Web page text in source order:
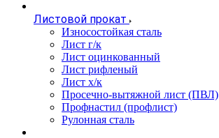
Листовой прокат
Износостойкая сталь
Лист г/к
Лист оцинкованный
Лист рифленый
Лист х/к
Просечно-вытяжной лист (ПВЛ)
Профнастил (профлист)
Рулонная сталь